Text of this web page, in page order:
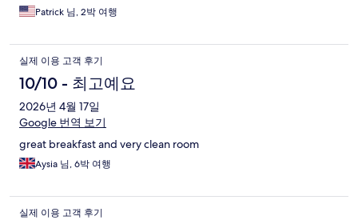
Patrick 님, 2박 여행
실제 이용 고객 후기
10/10 - 최고예요
2026년 4월 17일
Google 번역 보기
great breakfast and very clean room
Aysia 님, 6박 여행
실제 이용 고객 후기